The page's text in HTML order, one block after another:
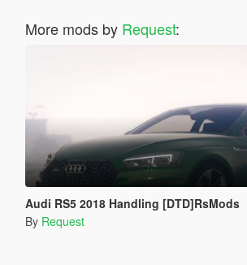
More mods by Request:
Audi RS5 2018 Handling [DTD]RsMods
By Request